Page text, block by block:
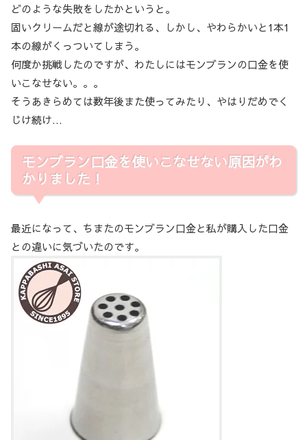
どのような失敗をしたかというと。
固いクリームだと線が途切れる、しかし、やわらかいと1本1
本の線がくっついてしまう。
何度か挑戦したのですが、わたしにはモンブランの口金を使
いこなせない。。。
そうあきらめては数年後また使ってみたり、やはりだめでく
じけ続け…
モンブラン口金を使いこなせない原因がわ
かりました！
最近になって、ちまたのモンブラン口金と私が購入した口金
との違いに気づいたのです。